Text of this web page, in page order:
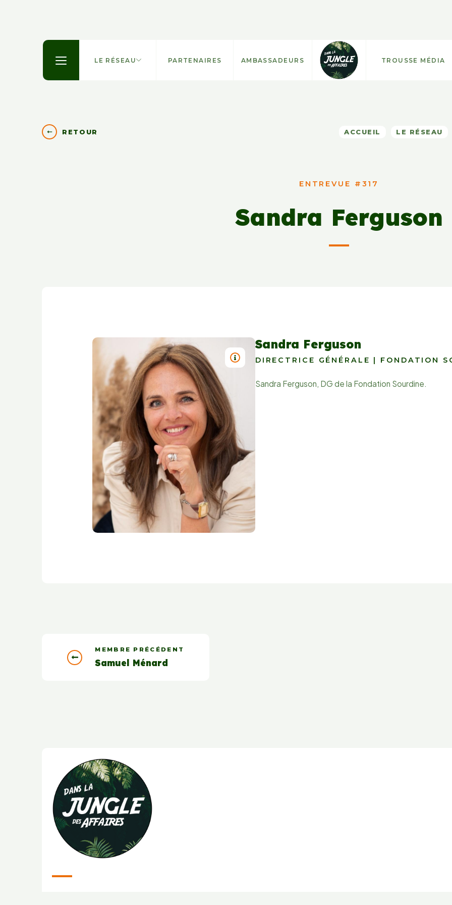
LE RÉSEAU PARTENAIRES AMBASSADEURS TROUSSE MÉDIA
RETOUR ACCUEIL LE RÉSEAU
ENTREVUE #317
Sandra Ferguson
TITRE : SANDRA FERGUSON
Sandra Ferguson
DIRECTRICE GÉNÉRALE | FONDATION
Sandra Ferguson, DG de la Fondation Sourdine.
MEMBRE PRÉCÉDENT
Samuel Ménard